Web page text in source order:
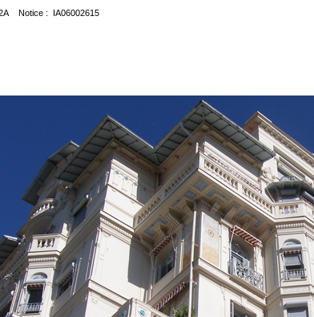
Notice : IA06002615